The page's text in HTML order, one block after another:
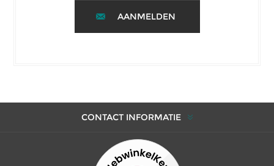
AANMELDEN
CONTACT INFORMATIE